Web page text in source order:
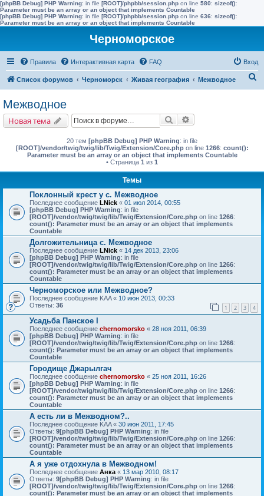
[phpBB Debug] PHP Warning: in file [ROOT]/phpbb/session.php on line 580: sizeof():
Parameter must be an array or an object that implements Countable
[phpBB Debug] PHP Warning: in file [ROOT]/phpbb/session.php on line 636: sizeof():
Parameter must be an array or an object that implements Countable
Черноморское
Правила Интерактивная карта FAQ Вход
Список форумов Черноморск Живая география Межводное
Межводное
Новая тема Поиск
20 тем [phpBB Debug] PHP Warning: in file
[ROOT]/vendor/twig/twig/lib/Twig/Extension/Core.phpon line 1266: count():
Parameter must be an array or an object that implements Countable
• Страница 1 из 1
Темы
Поклонный крест у с. Межводное
Последнее сообщение LNick « 01 июл 2014, 00:55
[phpBB Debug] PHP Warning: in file
[ROOT]/vendor/twig/twig/lib/Twig/Extension/Core.php on line 1266:
count(): Parameter must be an array or an object that implements
Countable
Долгожительница с. Межводное
Последнее сообщение LNick « 14 дек 2013, 23:06
[phpBB Debug] PHP Warning: in file
[ROOT]/vendor/twig/twig/lib/Twig/Extension/Core.php on line 1266:
count(): Parameter must be an array or an object that implements
Countable
Черноморское или Межводное?
Последнее сообщение KAA« 10 июн 2013, 00:33
Ответы: 36 1 2 3 4
Усадьба Панское I
Последнее сообщение chernomorsko « 28 ноя 2011, 06:39
[phpBB Debug] PHP Warning: in file
[ROOT]/vendor/twig/twig/lib/Twig/Extension/Core.php on line 1266:
count(): Parameter must be an array or an object that implements
Countable
Городище Джарылгач
Последнее сообщение chernomorsko « 25 ноя 2011, 16:26
[phpBB Debug] PHP Warning: in file
[ROOT]/vendor/twig/twig/lib/Twig/Extension/Core.php on line 1266:
count(): Parameter must be an array or an object that implements
Countable
А есть ли в Межводном?..
Последнее сообщение KAA« 30 июн 2011, 17:45
Ответы: 9[phpBB Debug] PHP Warning: in file
[ROOT]/vendor/twig/twig/lib/Twig/Extension/Core.php on line 1266:
count(): Parameter must be an array or an object that implements
Countable
А я уже отдохнула в Межводном!
Последнее сообщение Анка « 13 мар 2010, 08:17
Ответы: 9[phpBB Debug] PHP Warning: in file
[ROOT]/vendor/twig/twig/lib/Twig/Extension/Core.php on line 1266:
count(): Parameter must be an array or an object that implements